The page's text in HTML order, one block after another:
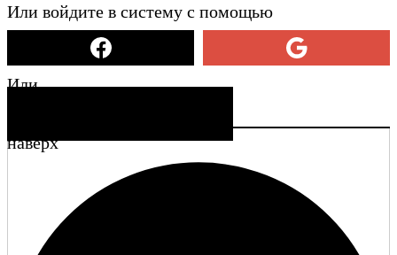
Или войдите в систему с помощью
Или
наверх